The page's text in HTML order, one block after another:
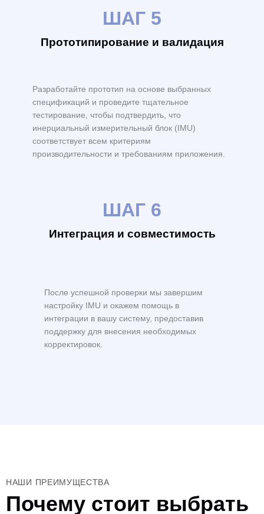
ШАГ 5
Прототипирование и валидация
Разработайте прототип на основе выбранных
спецификаций и проведите тщательное
тестирование, чтобы подтвердить, что
инерциальный измерительный блок (IMU)
соответствует всем критериям
производительности и требованиям приложения.
ШАГ 6
Интеграция и совместимость
После успешной проверки мы завершим
настройку IMU и окажем помощь в
интеграции в вашу систему, предоставив
поддержку для внесения необходимых
корректировок.
НАШИ ПРЕИМУЩЕСТВА
Почему стоит выбрать